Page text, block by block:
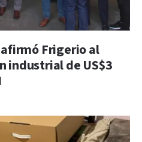
afirmó Frigerio al
industrial de US$3